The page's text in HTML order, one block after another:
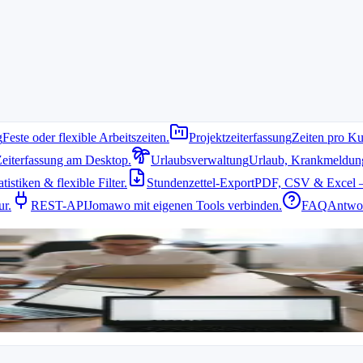
Feste oder flexible Arbeitszeiten. ProjektzeiterfassungZeiten pro
am Desktop.
UrlaubsverwaltungUrlaub,
& flexible Filter.
Stundenzettel-ExportPDF, CSV & Excel
REST-APIJomawo mit eigenen Tools verbinden. FAQ
ihre Arbeitszeiten ohne komplizierte Tools zu erfassen. Eine
Projektzuordnung und übersichtliche Berichte. Nutzer sollten